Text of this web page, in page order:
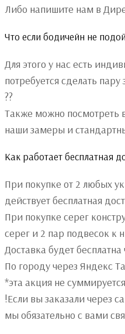
Либо напишите нам в
Что если бодичейн не
Для этого у нас есть
потребуется сделать
??
Также можно посмотреть
наши замеры и
Как работает бесплатная
При покупке от 2 любых
действует бесплатная
При покупке серег
серег и 2 пар подвесок к
Доставка будет
По городу через Яндекс
*эта акция не
!Если вы заказали через
мы обязательно с вами